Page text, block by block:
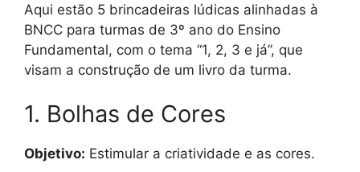
Aqui estão 5 brincadeiras lúdicas alinhadas à
BNCC para turmas de 3º ano do Ensino
Fundamental, com o tema “1, 2, 3 e já”, que
visam a construção de um livro da turma.
1. Bolhas de Cores
Objetivo: Estimular a criatividade e as cores.